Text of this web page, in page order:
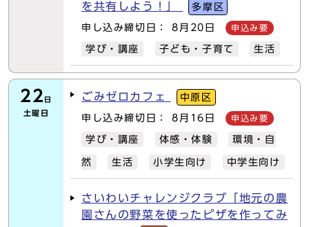
を共有しよう！」
多摩区
申し込み締切日： 8月20日 申込み要
学び・講座 子ども・子育て 生活
22 日
土曜日
ごみゼロカフェ 中原区
申し込み締切日： 8月16日 申込み要
学び・講座 体感・体験 環境・自
然 生活 小学生向け 中学生向け
さいわいチャレンジクラブ「地元の農
園さんの野菜を使ったピザを作ってみ